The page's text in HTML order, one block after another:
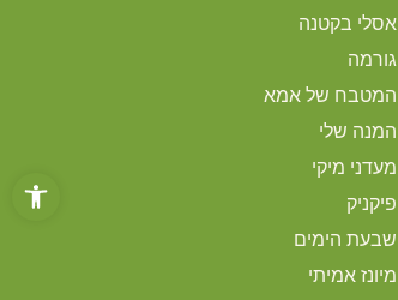
פתח
אסלי בקטנה
גורמה
המטבח של אמא
המנה שלי
מעדני מיקי
פיקניק
שבעת הימים
מיונז אמיתי